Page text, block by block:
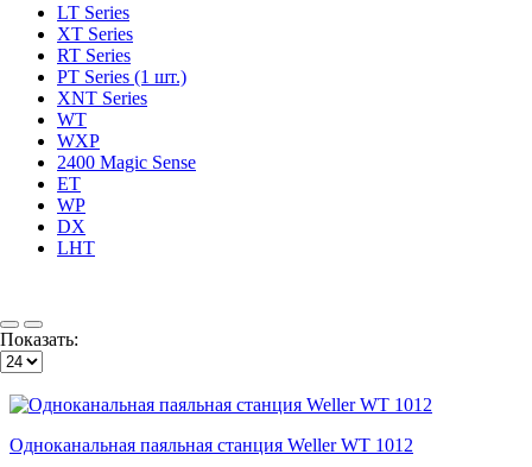
LT Series
XT Series
RT Series
PT Series (1 шт.)
XNT Series
WT
WXP
2400 Magic Sense
ET
WP
DX
LHT
Показать:
Одноканальная паяльная станция Weller WT 1012